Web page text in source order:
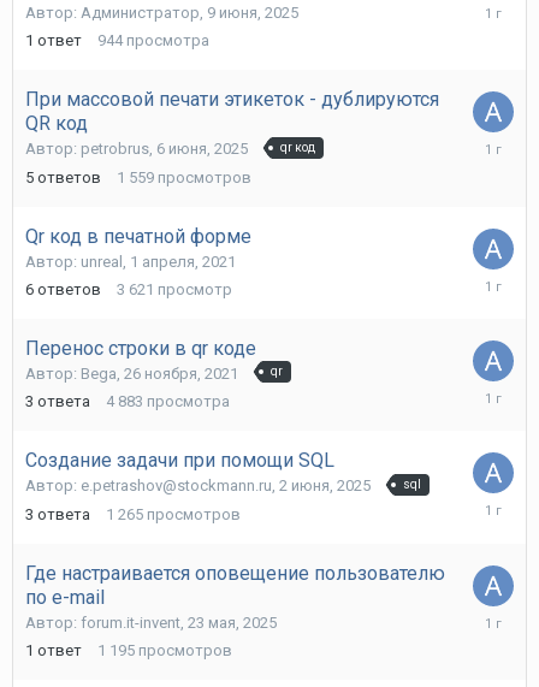
Автор: Администратор 9 июня, 2025
1 ответ 944 просмотра
При массовой печати этикеток - дублируются
QR код
Автор: petrobrus 6 июня, 2025 qr код
5 ответов 1 559 просмотров
Qr код в печатной форме
Автор: unreal 1 апреля, 2021
6 ответов 3 621 просмотр
Перенос строки в qr коде
Автор: Bega 26 ноября, 2021 qr
3 ответа 4 883 просмотра
Создание задачи при помощи SQL
Автор: e.petrashov@stockmann.ru, 2 июня, 2025 sql
3 ответа 1 265 просмотров
Где настраивается оповещение пользователю
по e-mail
Автор: forum.it-invent 23 мая, 2025
1 ответ 1 195 просмотров
23